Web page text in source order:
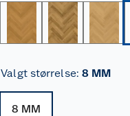
Valgt størrelse: 8 MM
8 MM